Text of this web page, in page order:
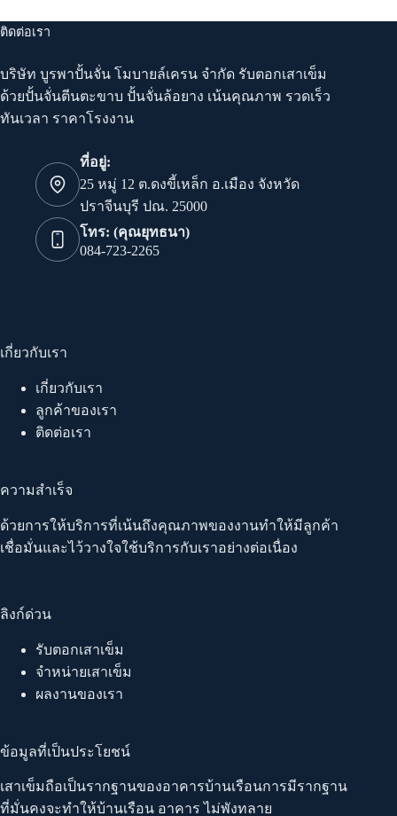
ติดต่อเรา
บริษัท บูรพาปั้นจั่น โมบายล์เครน จำกัด รับตอกเสาเข็ม
ด้วยปั้นจั่นตีนตะขาบ ปั้นจั่นล้อยาง เน้นคุณภาพ รวดเร็ว
ทันเวลา ราคาโรงงาน
ที่อยู่:
25 หมู่ 12 ต.ดงขี้เหล็ก อ.เมือง จังหวัด
ปราจีนบุรี ปณ. 25000
โทร: (คุณยุทธนา)
084-723-2265
เกี่ยวกับเรา
เกี่ยวกับเรา
ลูกค้าของเรา
ติดต่อเรา
ความสำเร็จ
ด้วยการให้บริการที่เน้นถึงคุณภาพของงานทำให้มีลูกค้า
เชื่อมั่นและไว้วางใจใช้บริการกับเราอย่างต่อเนื่อง
ลิงก์ด่วน
รับตอกเสาเข็ม
จำหน่ายเสาเข็ม
ผลงานของเรา
ข้อมูลที่เป็นประโยชน์
เสาเข็มถือเป็นรากฐานของอาคารบ้านเรือนการมีรากฐาน
ที่มั่นคงจะทำให้บ้านเรือน อาคาร ไม่พังทลาย